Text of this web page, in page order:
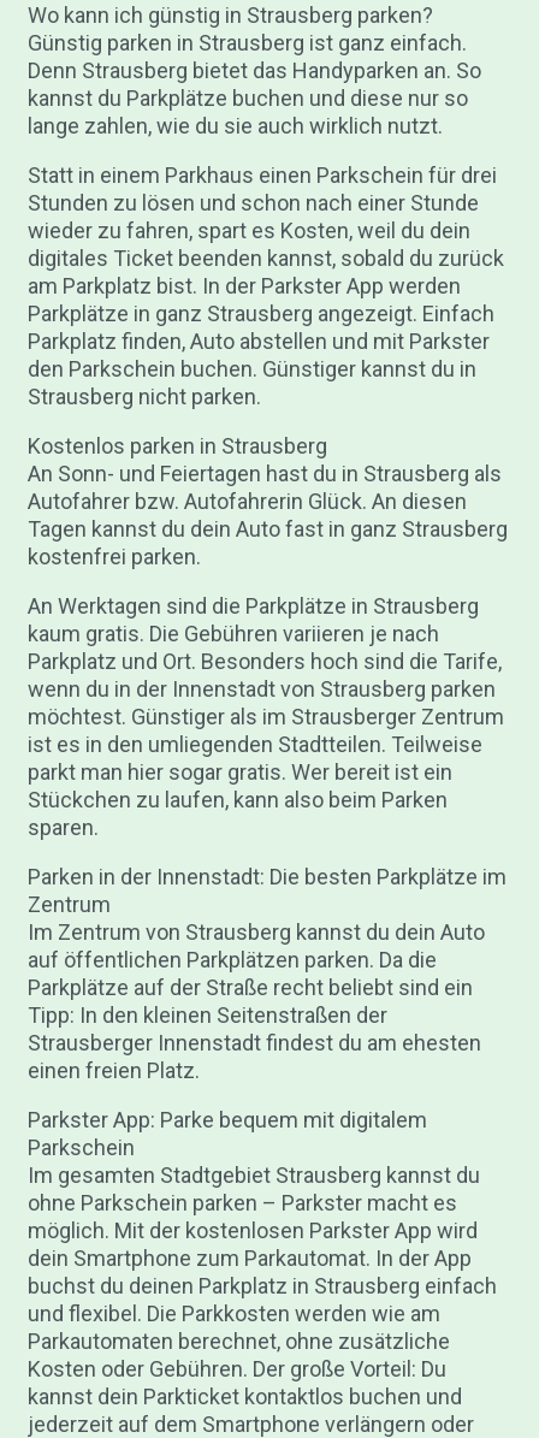
Wo kann ich günstig in Strausberg parken?
Günstig parken in Strausberg ist ganz einfach.
Denn Strausberg bietet das Handyparken an. So
kannst du Parkplätze buchen und diese nur so
lange zahlen, wie du sie auch wirklich nutzt.
Statt in einem Parkhaus einen Parkschein für drei
Stunden zu lösen und schon nach einer Stunde
wieder zu fahren, spart es Kosten, weil du dein
digitales Ticket beenden kannst, sobald du zurück
am Parkplatz bist. In der Parkster App werden
Parkplätze in ganz Strausberg angezeigt. Einfach
Parkplatz finden, Auto abstellen und mit Parkster
den Parkschein buchen. Günstiger kannst du in
Strausberg nicht parken.
Kostenlos parken in Strausberg
An Sonn- und Feiertagen hast du in Strausberg als
Autofahrer bzw. Autofahrerin Glück. An diesen
Tagen kannst du dein Auto fast in ganz Strausberg
kostenfrei parken.
An Werktagen sind die Parkplätze in Strausberg
kaum gratis. Die Gebühren variieren je nach
Parkplatz und Ort. Besonders hoch sind die Tarife,
wenn du in der Innenstadt von Strausberg parken
möchtest. Günstiger als im Strausberger Zentrum
ist es in den umliegenden Stadtteilen. Teilweise
parkt man hier sogar gratis. Wer bereit ist ein
Stückchen zu laufen, kann also beim Parken
sparen.
Parken in der Innenstadt: Die besten Parkplätze im
Zentrum
Im Zentrum von Strausberg kannst du dein Auto
auf öffentlichen Parkplätzen parken. Da die
Parkplätze auf der Straße recht beliebt sind ein
Tipp: In den kleinen Seitenstraßen der
Strausberger Innenstadt findest du am ehesten
einen freien Platz.
Parkster App: Parke bequem mit digitalem
Parkschein
Im gesamten Stadtgebiet Strausberg kannst du
ohne Parkschein parken – Parkster macht es
möglich. Mit der kostenlosen Parkster App wird
dein Smartphone zum Parkautomat. In der App
buchst du deinen Parkplatz in Strausberg einfach
und flexibel. Die Parkkosten werden wie am
Parkautomaten berechnet, ohne zusätzliche
Kosten oder Gebühren. Der große Vorteil: Du
kannst dein Parkticket kontaktlos buchen und
jederzeit auf dem Smartphone verlängern oder